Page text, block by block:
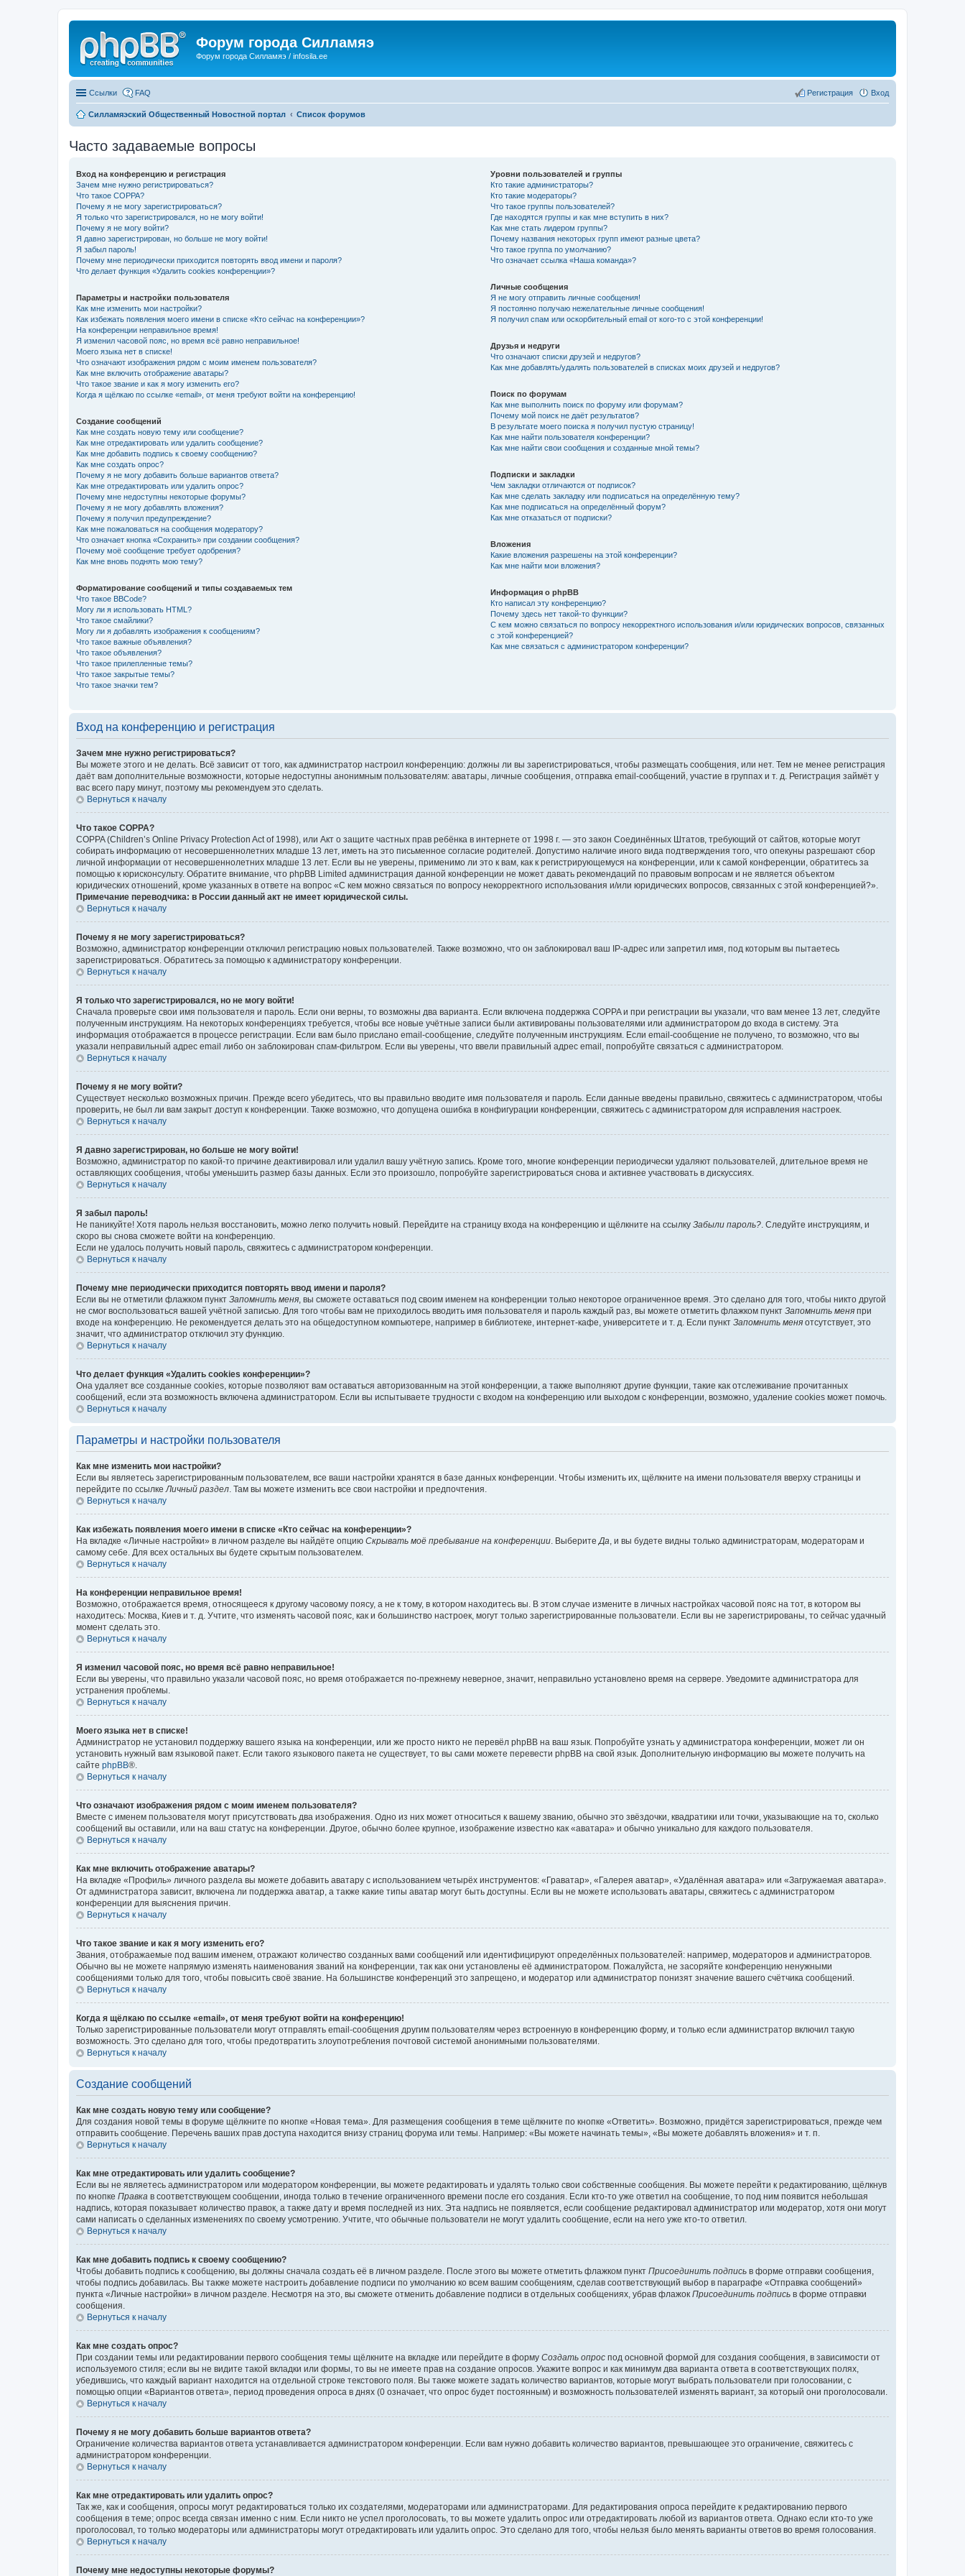
Форум города Силламяэ
Форум города Силламяэ / infosila.ee
Ссылки FAQ Вход
Регистрация
Силламяэский Общественный Новостной портал Список форумов
Часто задаваемые вопросы
Вход на конференцию и регистрация
Зачем мне нужно регистрироваться?
Что такое COPPA?
Почему я не могу зарегистрироваться?
Я только что зарегистрировался, но не могу войти!
Почему я не могу войти?
Я давно зарегистрирован, но больше не могу войти!
Я забыл пароль!
Почему мне периодически приходится повторять ввод имени и пароля?
Что делает функция «Удалить cookies конференции»?
Параметры и настройки пользователя
Как мне изменить мои настройки?
Как избежать появления моего имени в списке «Кто сейчас на конференции»?
На конференции неправильное время!
Я изменил часовой пояс, но время всё равно неправильное!
Моего языка нет в списке!
Что означают изображения рядом с моим именем пользователя?
Как мне включить отображение аватары?
Что такое звание и как я могу изменить его?
Когда я щёлкаю по ссылке «email», от меня требуют войти на конференцию!
Создание сообщений
Как мне создать новую тему или сообщение?
Как мне отредактировать или удалить сообщение?
Как мне добавить подпись к своему сообщению?
Как мне создать опрос?
Почему я не могу добавить больше вариантов ответа?
Как мне отредактировать или удалить опрос?
Почему мне недоступны некоторые форумы?
Почему я не могу добавлять вложения?
Почему я получил предупреждение?
Как мне пожаловаться на сообщения модератору?
Что означает кнопка «Сохранить» при создании сообщения?
Почему моё сообщение требует одобрения?
Как мне вновь поднять мою тему?
Форматирование сообщений и типы создаваемых тем
Что такое BBCode?
Могу ли я использовать HTML?
Что такое смайлики?
Могу ли я добавлять изображения к сообщениям?
Что такое важные объявления?
Что такое объявления?
Что такое прилепленные темы?
Что такое закрытые темы?
Что такое значки тем?
Уровни пользователей и группы
Кто такие администраторы?
Кто такие модераторы?
Что такое группы пользователей?
Где находятся группы и как мне вступить в них?
Как мне стать лидером группы?
Почему названия некоторых групп имеют разные цвета?
Что такое группа по умолчанию?
Что означает ссылка «Наша команда»?
Личные сообщения
Я не могу отправить личные сообщения!
Я постоянно получаю нежелательные личные сообщения!
Я получил спам или оскорбительный email от кого-то с этой конференции!
Друзья и недруги
Что означают списки друзей и недругов?
Как мне добавлять/удалять пользователей в списках моих друзей и недругов?
Поиск по форумам
Как мне выполнить поиск по форуму или форумам?
Почему мой поиск не даёт результатов?
В результате моего поиска я получил пустую страницу!
Как мне найти пользователя конференции?
Как мне найти свои сообщения и созданные мной темы?
Подписки и закладки
Чем закладки отличаются от подписок?
Как мне сделать закладку или подписаться на определённую тему?
Как мне подписаться на определённый форум?
Как мне отказаться от подписки?
Вложения
Какие вложения разрешены на этой конференции?
Как мне найти мои вложения?
Информация о phpBB
Кто написал эту конференцию?
Почему здесь нет такой-то функции?
С кем можно связаться по вопросу некорректного использования и/или юридических вопросов, связанных
с этой конференцией?
Как мне связаться с администратором конференции?
Вход на конференцию и регистрация
Зачем мне нужно регистрироваться?
Вы можете этого и не делать. Всё зависит от того, как администратор настроил конференцию: должны ли вы зарегистрироваться, чтобы размещать сообщения, или нет. Тем не менее регистрация
даёт вам дополнительные возможности, которые недоступны анонимным пользователям: аватары, личные сообщения, отправка email-сообщений, участие в группах и т. д. Регистрация займёт у
вас всего пару минут, поэтому мы рекомендуем это сделать.
Вернуться к началу
Что такое COPPA?
COPPA (Children’s Online Privacy Protection Act of 1998), или Акт о защите частных прав ребёнка в интернете от 1998 г. — это закон Соединённых Штатов, требующий от сайтов, которые могут
собирать информацию от несовершеннолетних младше 13 лет, иметь на это письменное согласие родителей. Допустимо наличие иного вида подтверждения того, что опекуны разрешают сбор
личной информации от несовершеннолетних младше 13 лет. Если вы не уверены, применимо ли это к вам, как к регистрирующемуся на конференции, или к самой конференции, обратитесь за
помощью к юрисконсульту. Обратите внимание, что phpBB Limited администрация данной конференции не может давать рекомендаций по правовым вопросам и не является объектом
юридических отношений, кроме указанных в ответе на вопрос «С кем можно связаться по вопросу некорректного использования и/или юридических вопросов, связанных с этой конференцией?».
Примечание переводчика: в России данный акт не имеет юридической силы.
Вернуться к началу
Почему я не могу зарегистрироваться?
Возможно, администратор конференции отключил регистрацию новых пользователей. Также возможно, что он заблокировал ваш IP-адрес или запретил имя, под которым вы пытаетесь
зарегистрироваться. Обратитесь за помощью к администратору конференции.
Вернуться к началу
Я только что зарегистрировался, но не могу войти!
Сначала проверьте свои имя пользователя и пароль. Если они верны, то возможны два варианта. Если включена поддержка COPPA и при регистрации вы указали, что вам менее 13 лет, следуйте
полученным инструкциям. На некоторых конференциях требуется, чтобы все новые учётные записи были активированы пользователями или администратором до входа в систему. Эта
информация отображается в процессе регистрации. Если вам было прислано email-сообщение, следуйте полученным инструкциям. Если email-сообщение не получено, то возможно, что вы
указали неправильный адрес email либо он заблокирован спам-фильтром. Если вы уверены, что ввели правильный адрес email, попробуйте связаться с администратором.
Вернуться к началу
Почему я не могу войти?
Существует несколько возможных причин. Прежде всего убедитесь, что вы правильно вводите имя пользователя и пароль. Если данные введены правильно, свяжитесь с администратором, чтобы
проверить, не был ли вам закрыт доступ к конференции. Также возможно, что допущена ошибка в конфигурации конференции, свяжитесь с администратором для исправления настроек.
Вернуться к началу
Я давно зарегистрирован, но больше не могу войти!
Возможно, администратор по какой-то причине деактивировал или удалил вашу учётную запись. Кроме того, многие конференции периодически удаляют пользователей, длительное время не
оставляющих сообщения, чтобы уменьшить размер базы данных. Если это произошло, попробуйте зарегистрироваться снова и активнее участвовать в дискуссиях.
Вернуться к началу
Я забыл пароль!
Не паникуйте! Хотя пароль нельзя восстановить, можно легко получить новый. Перейдите на страницу входа на конференцию и щёлкните на ссылку Забыли пароль? . Следуйте инструкциям, и
скоро вы снова сможете войти на конференцию.
Если не удалось получить новый пароль, свяжитесь с администратором конференции.
Вернуться к началу
Почему мне периодически приходится повторять ввод имени и пароля?
Если вы не отметили флажком пункт Запомнить меня , вы сможете оставаться под своим именем на конференции только некоторое ограниченное время. Это сделано для того, чтобы никто другой
не смог воспользоваться вашей учётной записью. Для того чтобы вам не приходилось вводить имя пользователя и пароль каждый раз, вы можете отметить флажком пункт Запомнить меня при
входе на конференцию. Не рекомендуется делать это на общедоступном компьютере, например в библиотеке, интернет-кафе, университете и т. д. Если пункт Запомнить меня отсутствует, это
значит, что администратор отключил эту функцию.
Вернуться к началу
Что делает функция «Удалить cookies конференции»?
Она удаляет все созданные cookies, которые позволяют вам оставаться авторизованным на этой конференции, а также выполняют другие функции, такие как отслеживание прочитанных
сообщений, если эта возможность включена администратором. Если вы испытываете трудности с входом на конференцию или выходом с конференции, возможно, удаление cookies может помочь.
Вернуться к началу
Параметры и настройки пользователя
Как мне изменить мои настройки?
Если вы являетесь зарегистрированным пользователем, все ваши настройки хранятся в базе данных конференции. Чтобы изменить их, щёлкните на имени пользователя вверху страницы и
перейдите по ссылке Личный раздел . Там вы можете изменить все свои настройки и предпочтения.
Вернуться к началу
Как избежать появления моего имени в списке «Кто сейчас на конференции»?
На вкладке «Личные настройки» в личном разделе вы найдёте опцию Скрывать моё пребывание на конференции . Выберите Да , и вы будете видны только администраторам, модераторам и
самому себе. Для всех остальных вы будете скрытым пользователем.
Вернуться к началу
На конференции неправильное время!
Возможно, отображается время, относящееся к другому часовому поясу, а не к тому, в котором находитесь вы. В этом случае измените в личных настройках часовой пояс на тот, в котором вы
находитесь: Москва, Киев и т. д. Учтите, что изменять часовой пояс, как и большинство настроек, могут только зарегистрированные пользователи. Если вы не зарегистрированы, то сейчас удачный
момент сделать это.
Вернуться к началу
Я изменил часовой пояс, но время всё равно неправильное!
Если вы уверены, что правильно указали часовой пояс, но время отображается по-прежнему неверное, значит, неправильно установлено время на сервере. Уведомите администратора для
устранения проблемы.
Вернуться к началу
Моего языка нет в списке!
Администратор не установил поддержку вашего языка на конференции, или же просто никто не перевёл phpBB на ваш язык. Попробуйте узнать у администратора конференции, может ли он
установить нужный вам языковой пакет. Если такого языкового пакета не существует, то вы сами можете перевести phpBB на свой язык. Дополнительную информацию вы можете получить на
сайте phpBB®.
Вернуться к началу
Что означают изображения рядом с моим именем пользователя?
Вместе с именем пользователя могут присутствовать два изображения. Одно из них может относиться к вашему званию, обычно это звёздочки, квадратики или точки, указывающие на то, сколько
сообщений вы оставили, или на ваш статус на конференции. Другое, обычно более крупное, изображение известно как «аватара» и обычно уникально для каждого пользователя.
Вернуться к началу
Как мне включить отображение аватары?
На вкладке «Профиль» личного раздела вы можете добавить аватару с использованием четырёх инструментов: «Граватар», «Галерея аватар», «Удалённая аватара» или «Загружаемая аватара».
От администратора зависит, включена ли поддержка аватар, а также какие типы аватар могут быть доступны. Если вы не можете использовать аватары, свяжитесь с администратором
конференции для выяснения причин.
Вернуться к началу
Что такое звание и как я могу изменить его?
Звания, отображаемые под вашим именем, отражают количество созданных вами сообщений или идентифицируют определённых пользователей: например, модераторов и администраторов.
Обычно вы не можете напрямую изменять наименования званий на конференции, так как они установлены её администратором. Пожалуйста, не засоряйте конференцию ненужными
сообщениями только для того, чтобы повысить своё звание. На большинстве конференций это запрещено, и модератор или администратор понизят значение вашего счётчика сообщений.
Вернуться к началу
Когда я щёлкаю по ссылке «email», от меня требуют войти на конференцию!
Только зарегистрированные пользователи могут отправлять email-сообщения другим пользователям через встроенную в конференцию форму, и только если администратор включил такую
возможность. Это сделано для того, чтобы предотвратить злоупотребления почтовой системой анонимными пользователями.
Вернуться к началу
Создание сообщений
Как мне создать новую тему или сообщение?
Для создания новой темы в форуме щёлкните по кнопке «Новая тема». Для размещения сообщения в теме щёлкните по кнопке «Ответить». Возможно, придётся зарегистрироваться, прежде чем
отправить сообщение. Перечень ваших прав доступа находится внизу страниц форума или темы. Например: «Вы можете начинать темы», «Вы можете добавлять вложения» и т. п.
Вернуться к началу
Как мне отредактировать или удалить сообщение?
Если вы не являетесь администратором или модератором конференции, вы можете редактировать и удалять только свои собственные сообщения. Вы можете перейти к редактированию, щёлкнув
по кнопке Правка в соответствующем сообщении, иногда только в течение ограниченного времени после его создания. Если кто-то уже ответил на сообщение, то под ним появится небольшая
надпись, которая показывает количество правок, а также дату и время последней из них. Эта надпись не появляется, если сообщение редактировал администратор или модератор, хотя они могут
сами написать о сделанных изменениях по своему усмотрению. Учтите, что обычные пользователи не могут удалить сообщение, если на него уже кто-то ответил.
Вернуться к началу
Как мне добавить подпись к своему сообщению?
Чтобы добавить подпись к сообщению, вы должны сначала создать её в личном разделе. После этого вы можете отметить флажком пункт Присоединить подпись в форме отправки сообщения,
чтобы подпись добавилась. Вы также можете настроить добавление подписи по умолчанию ко всем вашим сообщениям, сделав соответствующий выбор в параграфе «Отправка сообщений»
пункта «Личные настройки» в личном разделе. Несмотря на это, вы сможете отменить добавление подписи в отдельных сообщениях, убрав флажок Присоединить подпись в форме отправки
сообщения.
Вернуться к началу
Как мне создать опрос?
При создании темы или редактировании первого сообщения темы щёлкните на вкладке или перейдите в форму Создать опрос под основной формой для создания сообщения, в зависимости от
используемого стиля; если вы не видите такой вкладки или формы, то вы не имеете прав на создание опросов. Укажите вопрос и как минимум два варианта ответа в соответствующих полях,
убедившись, что каждый вариант находится на отдельной строке текстового поля. Вы также можете задать количество вариантов, которые могут выбрать пользователи при голосовании, с
помощью опции «Вариантов ответа», период проведения опроса в днях (0 означает, что опрос будет постоянным) и возможность пользователей изменять вариант, за который они проголосовали.
Вернуться к началу
Почему я не могу добавить больше вариантов ответа?
Ограничение количества вариантов ответа устанавливается администратором конференции. Если вам нужно добавить количество вариантов, превышающее это ограничение, свяжитесь с
администратором конференции.
Вернуться к началу
Как мне отредактировать или удалить опрос?
Так же, как и сообщения, опросы могут редактироваться только их создателями, модераторами или администраторами. Для редактирования опроса перейдите к редактированию первого
сообщения в теме; опрос всегда связан именно с ним. Если никто не успел проголосовать, то вы можете удалить опрос или отредактировать любой из вариантов ответа. Однако если кто-то уже
проголосовал, то только модераторы или администраторы могут отредактировать или удалить опрос. Это сделано для того, чтобы нельзя было менять варианты ответов во время голосования.
Вернуться к началу
Почему мне недоступны некоторые форумы?